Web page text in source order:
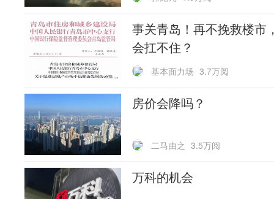
事关青岛！再不挽救楼市
会扛不住？
基本面力场 3.7万阅
房价会降吗？
二马由之 3.5万阅
万科的机会